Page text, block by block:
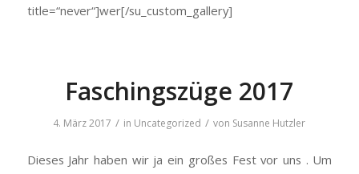
title=“never“]wer[/su_custom_gallery]
Faschingszüge 2017
4. März 2017 / in Uncategorized / von Susanne Hutzler
Dieses Jahr haben wir ja ein großes Fest vor uns . Um